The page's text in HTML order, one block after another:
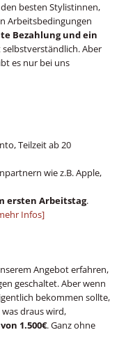
besten Stylistinnen,
Arbeitsbedingungen
Bezahlung und ein
selbstverständlich. Aber
es nur bei uns
Teilzeit ab 20
wie z.B. Apple,
ersten Arbeitstag.
Infos]
Angebot erfahren,
geschaltet. Aber wenn
bekommen sollte,
draus wird,
1.500€. Ganz ohne